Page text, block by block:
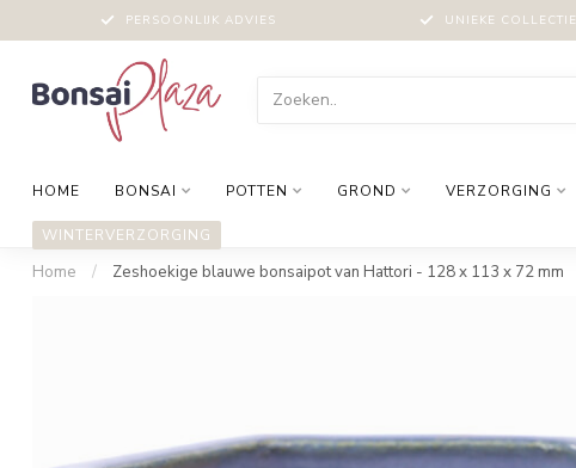
PERSOONLIJK ADVIES UNIEKE COLLECTIE
HOME BONSAI POTTEN GROND VERZORGING
WINTERVERZORGING
Home / Zeshoekige blauwe bonsaipot van Hattori - 128 x 113 x 72 mm